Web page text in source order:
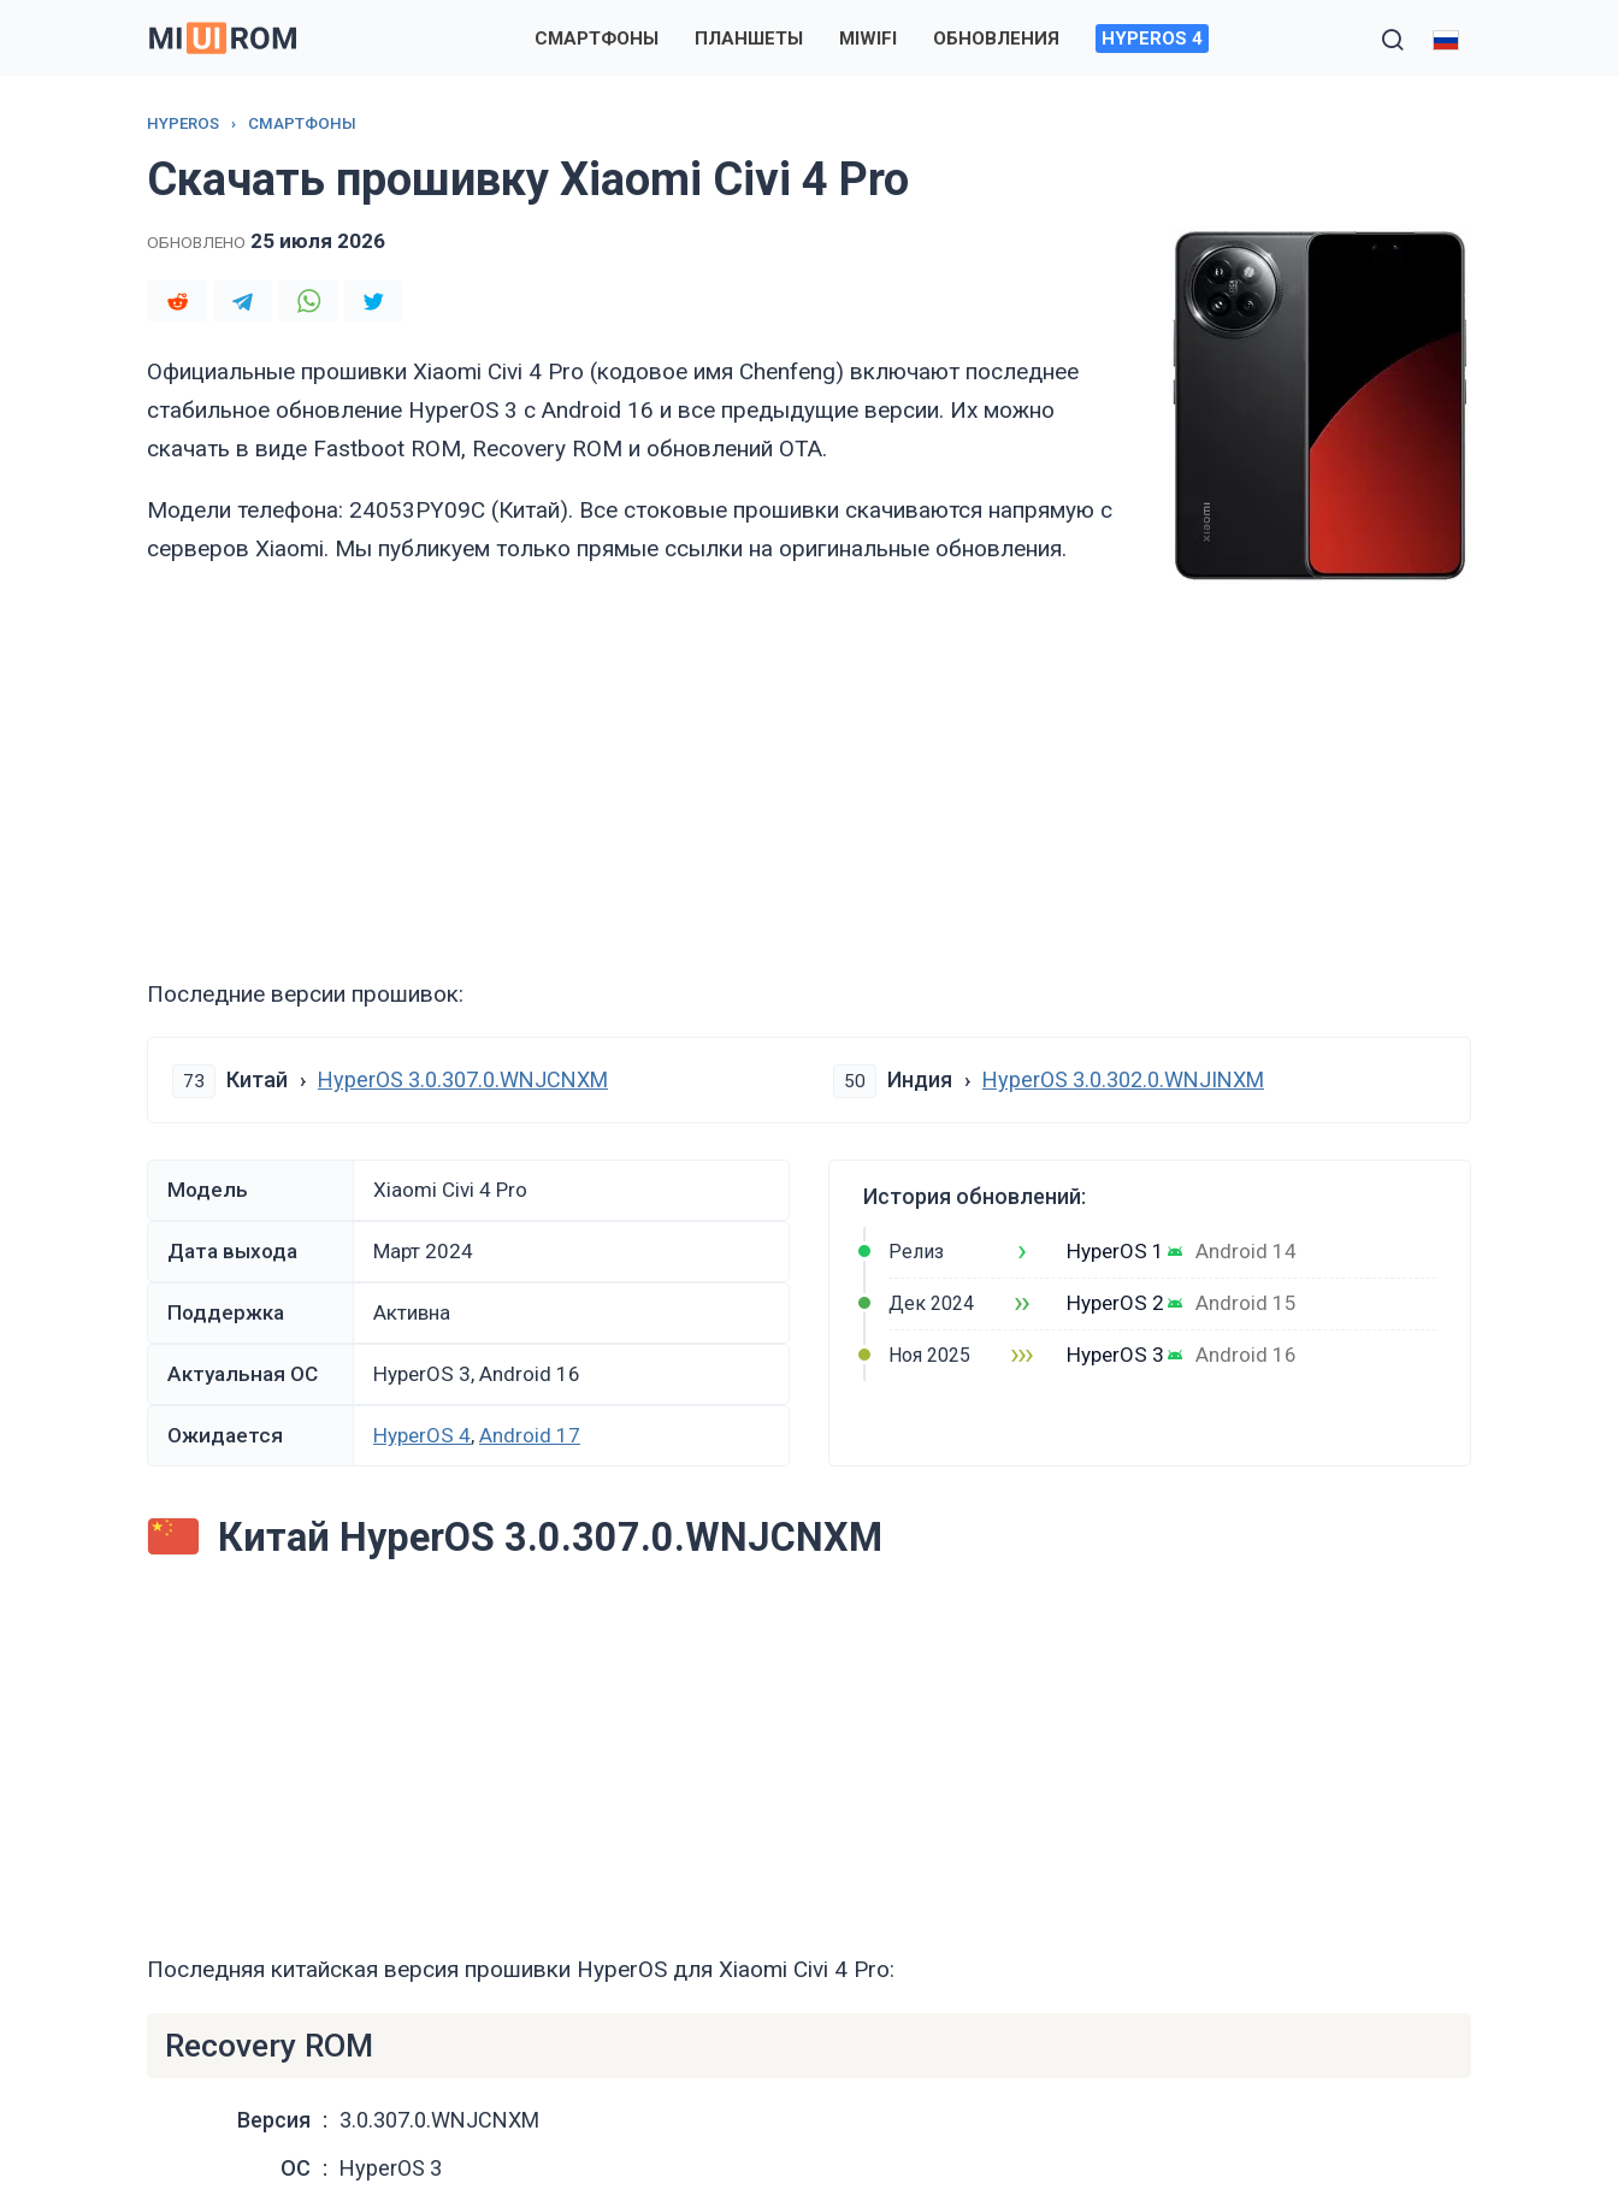
СМАРТФОНЫ ПЛАНШЕТЫ MIWIFI ОБНОВЛЕНИЯ HYPEROS 4
HYPEROS › СМАРТФОНЫ
Скачать прошивку Xiaomi Civi 4 Pro
ОБНОВЛЕНО 25 июля 2026
Официальные прошивки Xiaomi Civi 4 Pro (кодовое имя Chenfeng) включают последнее
стабильное обновление HyperOS 3 с Android 16 и все предыдущие версии. Их можно
скачать в виде Fastboot ROM, Recovery ROM и обновлений OTA.
Модели телефона: 24053PY09C (Китай). Все стоковые прошивки скачиваются напрямую с
серверов Xiaomi. Мы публикуем только прямые ссылки на оригинальные обновления.
Последние версии прошивок:
73 Китай HyperOS 3.0.307.0.WNJCNXM 50 Индия HyperOS 3.0.302.0.WNJINXM
Модель Xiaomi Civi 4 Pro
Дата выхода март 2024
Поддержка Активна
Актуальная ОС HyperOS 3, Android 16
Ожидается HyperOS 4, Android 17
История обновлений:
Релиз › HyperOS 1 Android 14
Дек 2024 ›› HyperOS 2 Android 15
Ноя 2025 ››› HyperOS 3 Android 16
Китай HyperOS 3.0.307.0.WNJCNXM
Последняя китайская версия прошивки HyperOS для Xiaomi Civi 4 Pro:
Recovery ROM
Версия
3.0.307.0.WNJCNXM
ОС
HyperOS 3